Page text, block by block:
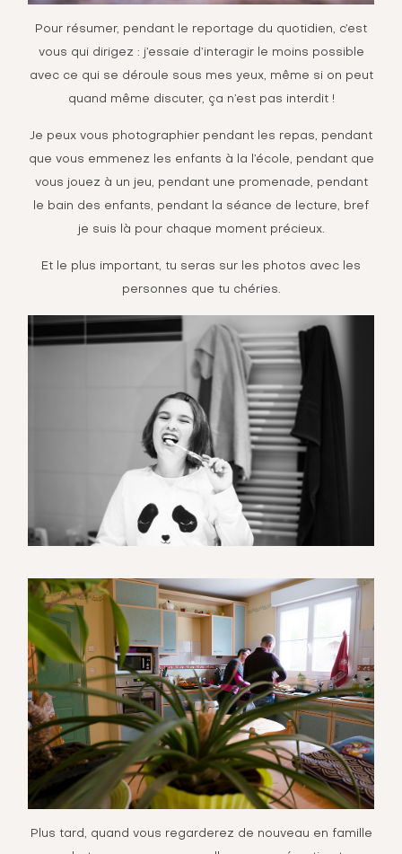
Pour résumer, pendant le reportage du quotidien, c’est
vous qui dirigez : j’essaie d’interagir le moins possible
avec ce qui se déroule sous mes yeux, même si on peut
quand même discuter, ça n’est pas interdit !
Je peux vous photographier pendant les repas, pendant
que vous emmenez les enfants à la l’école, pendant que
vous jouez à un jeu, pendant une promenade, pendant
le bain des enfants, pendant la séance de lecture, bref
je suis là pour chaque moment précieux.
Et le plus important, tu seras sur les photos avec les
personnes que tu chéries.
Plus tard, quand vous regarderez de nouveau en famille